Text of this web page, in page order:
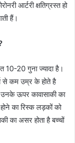
आर्टरी क्षतिग्रस्त हो
हैं।
10-20 गुना ज्यादा है।
से कम उम्र के होते है
ऊपर कावासाकी का
का रिस्क लड़कों को
का असर होता है बच्चों